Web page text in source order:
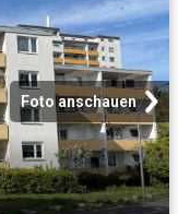
Foto anschauen